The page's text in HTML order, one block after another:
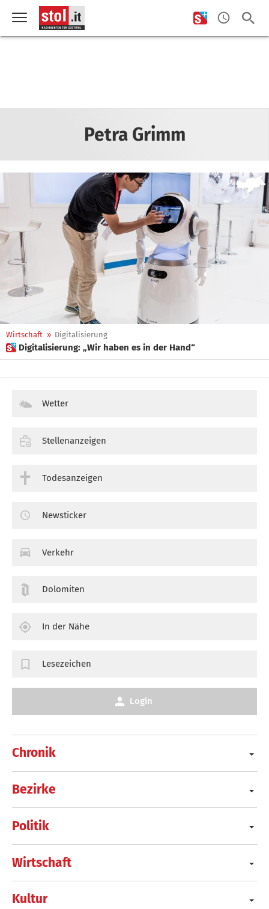
Petra Grimm
Wirtschaft » Digitalisierung
 Digitalisierung: „Wir haben es in der Hand“
Chronik
Bezirke
Politik
Wirtschaft
Kultur
Wetter
Stellenanzeigen
Todesanzeigen
Newsticker
Verkehr
Dolomiten
In der Nähe
Lesezeichen
Login